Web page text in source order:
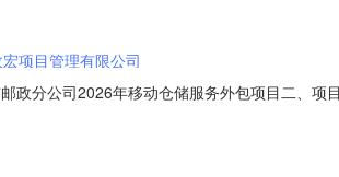
项目管理有限公司
分公司2026年移动仓储服务外包项目二、项
务服务有限公司；报价单价192.32元/小时；